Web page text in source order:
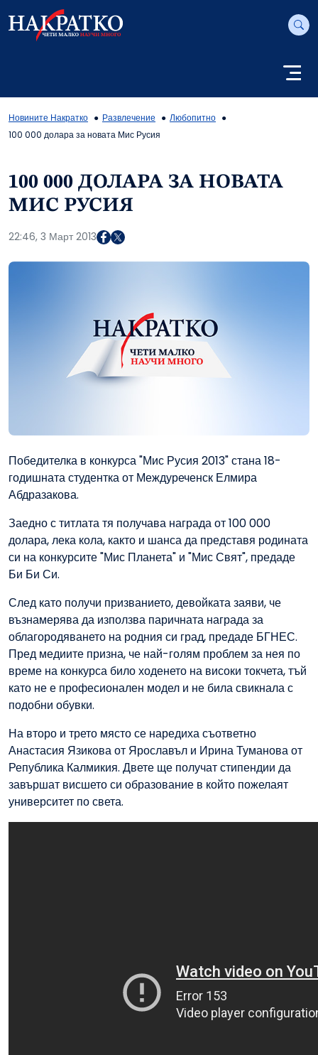
Новините Накратко Развлечение
Любопитно
100 000 долара за новата Мис Русия
100 000 ДОЛАРА ЗА НОВАТА
МИС РУСИЯ
22:46, 3 Март 2013
Победителка в конкурса "Мис Русия 2013" стана 18-
годишната студентка от Междуреченск Елмира
Абдразакова.
Заедно с титлата тя получава награда от 100 000
долара, лека кола, както и шанса да представя родината
си на конкурсите "Мис Планета" и "Мис Свят", предаде
Би Би Си.
След като получи призванието, девойката заяви, че
възнамерява да използва паричната награда за
облагородяването на родния си град, предаде БГНЕС.
Пред медиите призна, че най-голям проблем за нея по
време на конкурса било ходенето на високи токчета, тъй
като не е професионален модел и не била свикнала с
подобни обувки.
На второ и трето място се наредиха съответно
Анастасия Язикова от Ярославъл и Ирина Туманова от
Република Калмикия. Двете ще получат стипендии да
завършат висшето си образование в който пожелаят
университет по света.